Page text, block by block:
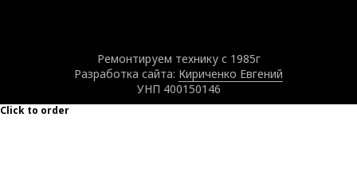
Ремонтируем технику с 1985г
Разработка сайта: Кириченко Евгений
УНП 400150146
Click to order